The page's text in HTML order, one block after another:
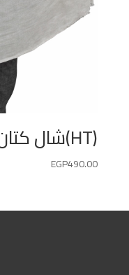
(HT)شال كتان لون رمادي 80*200
EGP490.00